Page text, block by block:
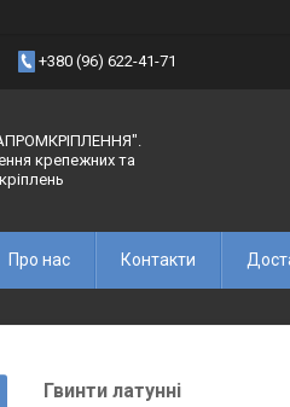
+380 (96) 622-41-71
крепежних та
Про нас Контакти
Гвинти латунні